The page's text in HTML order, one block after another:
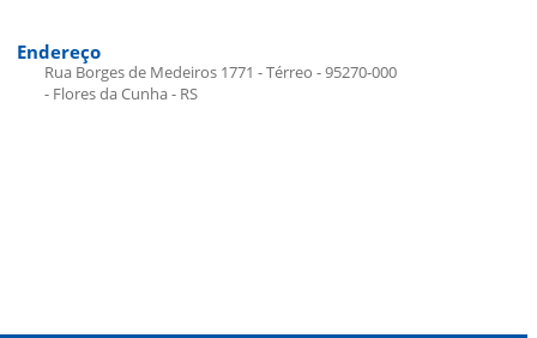
Endereço
Rua Borges de Medeiros 1771 - Térreo - 95270-000
- Flores da Cunha - RS